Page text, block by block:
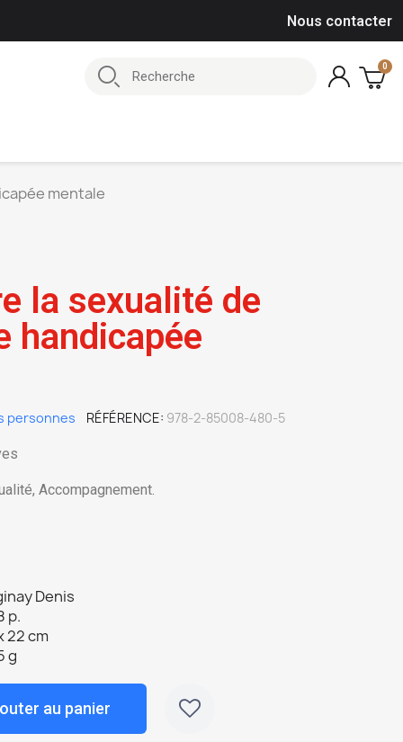
Nous contacter
mentale
la sexualité de
handicapée
personnes RÉFÉRENCE 978-2-85008-480-5
Accompagnement.
Denis
p.
22 cm
g
au panier